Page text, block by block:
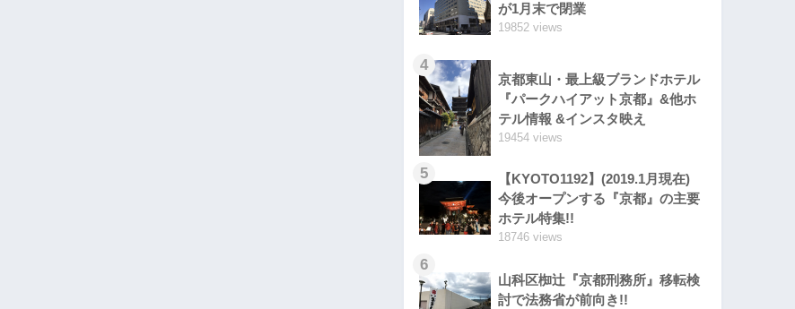
が1月末で閉業
19852 views
4
京都東山・最上級ブランドホテル
『パークハイアット京都』&他ホ
テル情報 &インスタ映え
19454 views
5
【KYOTO1192】(2019.1月現在)
今後オープンする『京都』の主要
ホテル特集!!
18746 views
6
山科区椥辻『京都刑務所』移転検
討で法務省が前向き!!